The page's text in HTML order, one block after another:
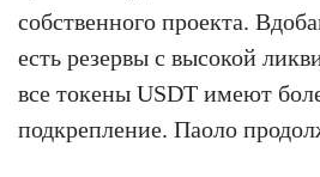
собственного проекта.
есть резервы с высокой
все токены USDT имеют
подкрепление. Паоло